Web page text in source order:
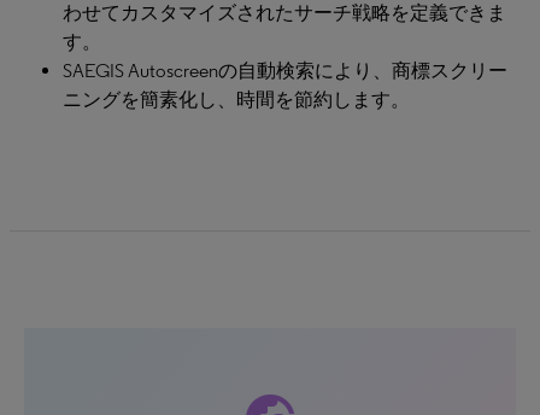
わせてカスタマイズされたサーチ戦略を定義できま
す。
SAEGIS Autoscreenの自動検索により、商標スクリー
ニングを簡素化し、時間を節約します。